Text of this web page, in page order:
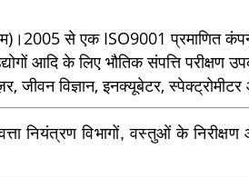
से एक ISO9001 प्रमाणित
आदि के लिए भौतिक संपत्ति परीक्षण
जीवन विज्ञान, इनक्यूबेटर,
नियंत्रण विभागों, वस्तुओं के निरीक्षण